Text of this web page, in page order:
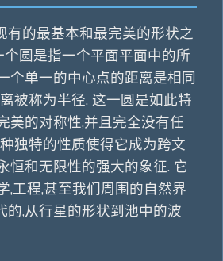
有的最基本和最完美的形状之
个圆是指一个平面平面中的所
个单一的中心点的距离是相同
被称为半径. 这一圆是如此特
美的对称性,并且完全没有任
独特的性质使得它成为跨文
恒和无限性的强大的象征. 它
,工程,甚至我们周围的自然界
的,从行星的形状到池中的波